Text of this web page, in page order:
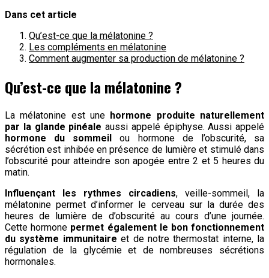
Dans cet article
Qu’est-ce que la mélatonine ?
Les compléments en mélatonine
Comment augmenter sa production de mélatonine ?
Qu’est-ce que la mélatonine ?
La mélatonine est une hormone produite naturellement
par la glande pinéale aussi appelé épiphyse. Aussi appelé
hormone du sommeil ou hormone de l’obscurité, sa
sécrétion est inhibée en présence de lumière et stimulé dans
l’obscurité pour atteindre son apogée entre 2 et 5 heures du
matin.
Influençant les rythmes circadiens, veille-sommeil, la
mélatonine permet d’informer le cerveau sur la durée des
heures de lumière de d’obscurité au cours d’une journée.
Cette hormone permet également le bon fonctionnement
du système immunitaire et de notre thermostat interne, la
régulation de la glycémie et de nombreuses sécrétions
hormonales.